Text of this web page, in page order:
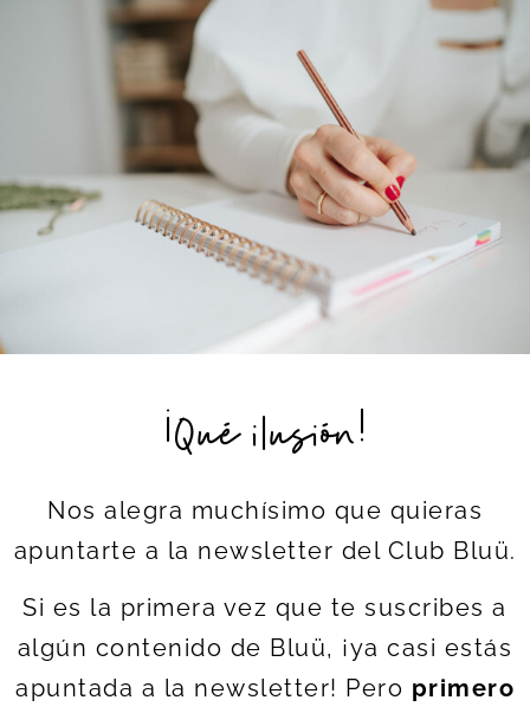
¡Qué ilusión!
Nos alegra muchísimo que quieras
apuntarte a la newsletter del Club Bluü.
Si es la primera vez que te suscribes a
algún contenido de Bluü, ¡ya casi estás
apuntada a la newsletter! Pero primero